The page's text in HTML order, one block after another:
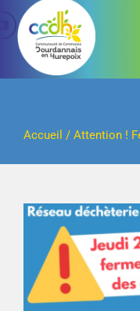
Passer
contenu
Accueil / Attention !